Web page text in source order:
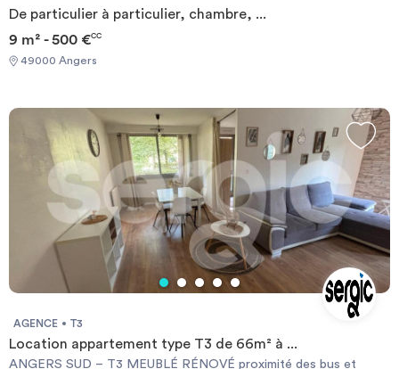
De particulier à particulier, chambre, ...
9 m² - 500 €CC
49000 Angers
AGENCE T3
Location appartement type T3 de 66m² à ...
ANGERS SUD – T3 MEUBLÉ RÉNOVÉ proximité des bus et